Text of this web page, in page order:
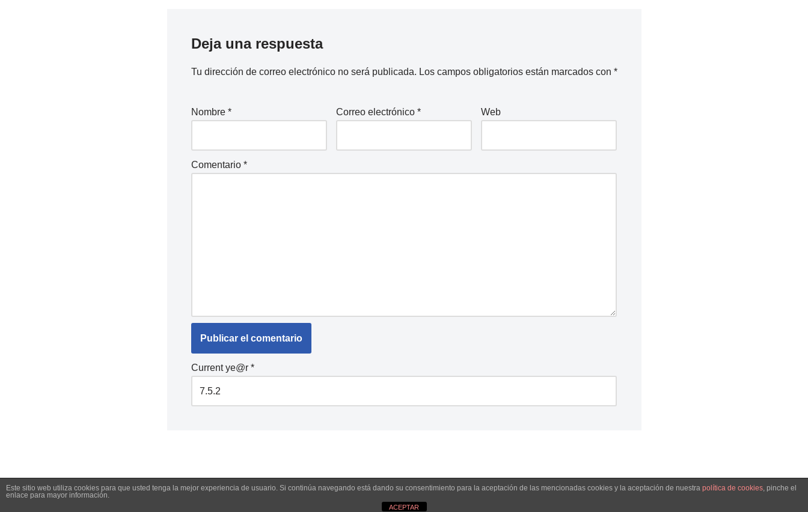
Deja una respuesta
Tu dirección de correo electrónico no será publicada. Los campos obligatorios están marcados con *
Nombre * Correo electrónico * Web
Comentario *
Current ye@r *
Neve| Funciona gracias a
Este sitio web utiliza cookies para que usted tenga la mejor experiencia de usuario. Si continúa navegando está dando su consentimiento para la aceptación de las mencionadas cookies y la aceptación de nuestra política de cookies, pinche el
enlace para mayor información.
ACEPTAR